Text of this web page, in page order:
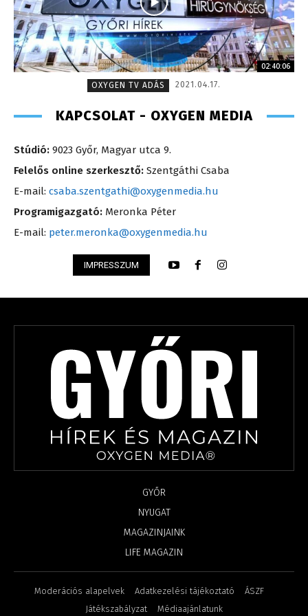
02:40:06
OXYGEN TV ADÁS
2021.04.17.
KAPCSOLAT - OXYGEN MEDIA
Stúdió: 9023 Győr, Magyar utca 9.
Felelős online szerkesztő: Szentgáthi Csaba
E-mail: csaba.szentgathi@oxygenmedia.hu
Programigazgató: Meronka Péter
E-mail: peter.meronka@oxygenmedia.hu
IMPRESSZUM
GYŐR
NYUGAT
MAGAZINJAINK
LIFE MAGAZIN
Moderációs alapelvek Adatkezelési tájékoztató
ÁSZF
Játékszabályzat
Médiaajánlatunk